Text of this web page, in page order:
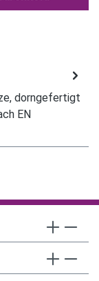
dorngefertigt
EN